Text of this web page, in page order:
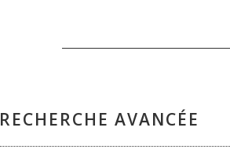
RECHERCHE AVANCÉE